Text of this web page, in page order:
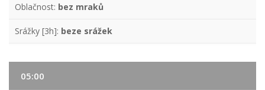
Oblačnost: bez mraků
Srážky [3h]: beze srážek
05:00